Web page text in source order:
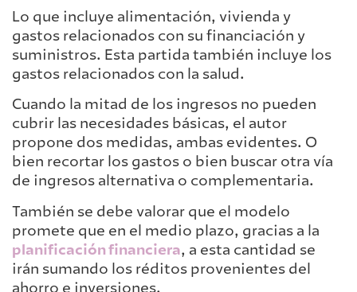
Lo que incluye alimentación, vivienda y
gastos relacionados con su financiación y
suministros. Esta partida también incluye los
gastos relacionados con la salud.
Cuando la mitad de los ingresos no pueden
cubrir las necesidades básicas, el autor
propone dos medidas, ambas evidentes. O
bien recortar los gastos o bien buscar otra vía
de ingresos alternativa o complementaria.
También se debe valorar que el modelo
promete que en el medio plazo, gracias a la
planificación financiera, a esta cantidad se
irán sumando los réditos provenientes del
ahorro e inversiones.